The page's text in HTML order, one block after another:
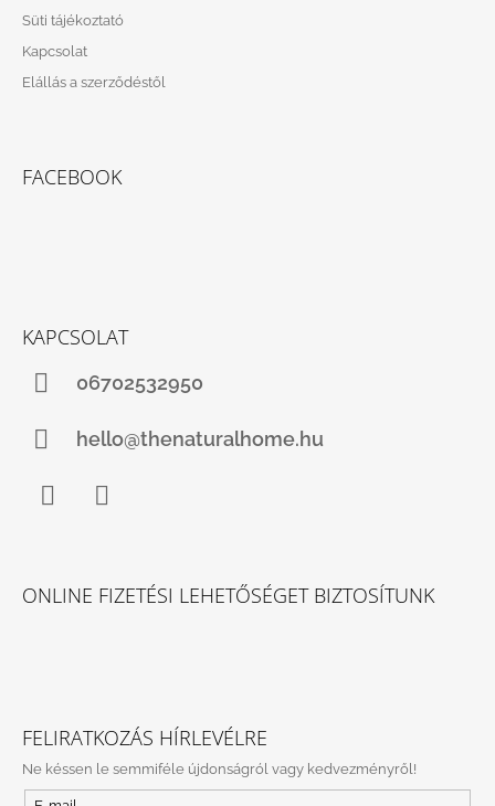
Süti tájékoztató
Kapcsolat
Elállás a szerződéstől
FACEBOOK
KAPCSOLAT
06702532950
hello@thenaturalhome.hu
ONLINE FIZETÉSI LEHETŐSÉGET BIZTOSÍTUNK
FELIRATKOZÁS HÍRLEVÉLRE
Ne késsen le semmiféle újdonságról vagy kedvezményről!